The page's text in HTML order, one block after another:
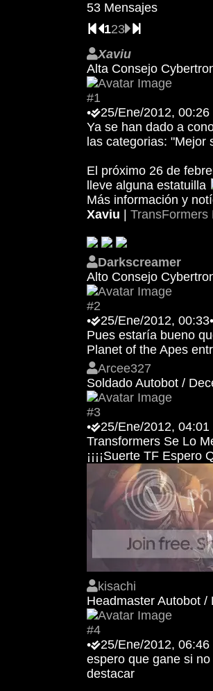
53 Mensajes
123
Xaviu
Alta Consejo
#1
•
25/Ene/2012, 00:26
Ya se han dado a
las categorias: "Mejor
El próximo 26 de
lleve alguna estatuilla
Más información y
Xaviu
TransFormers
Darkscreamer
Alto Consejo
#2
•
25/Ene/2012, 00:33•
Pues estaría bueno
Planet of the Apes
Arcee327
Soldado Autobot /
#3
•
25/Ene/2012, 04:01
Transformers Se Lo
¡¡¡¡Suerte TF Espero
kisachi
Headmaster Autobot /
#4
•
25/Ene/2012, 06:46
espero que gane si
destacar